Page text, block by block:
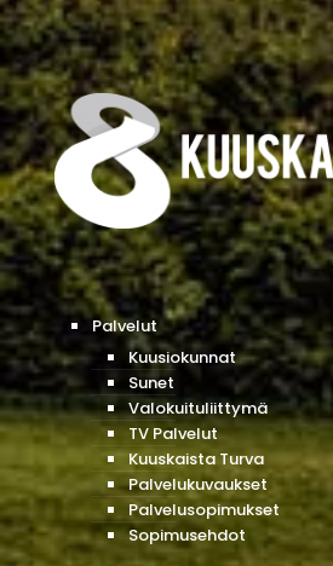
Palvelut
Kuusiokunnat
Sunet
Valokuituliittymä
TV Palvelut
Kuuskaista Turva
Palvelukuvaukset
Palvelusopimukset
Sopimusehdot